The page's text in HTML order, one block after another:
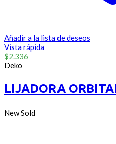
Añadir a la lista de deseos
Vista rápida
$2.336
Deko
LIJADORA
NewSold